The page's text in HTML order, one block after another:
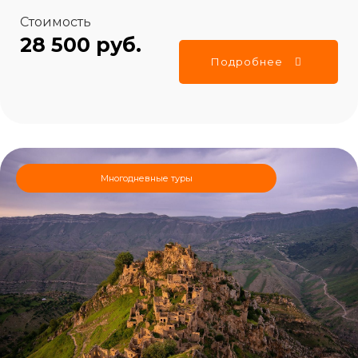
Стоимость
28 500 руб.
Подробнее
Многодневные туры